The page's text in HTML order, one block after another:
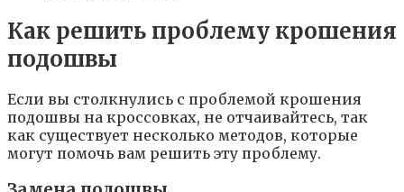
Как решить проблему крошения
подошвы
Если вы столкнулись с проблемой крошения
подошвы на кроссовках, не отчаивайтесь, так
как существует несколько методов, которые
могут помочь вам решить эту проблему.